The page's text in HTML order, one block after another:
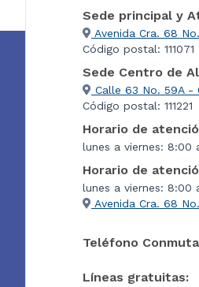
Sede principal y
Avenida Cra. 68
Código postal: 111071
Sede Centro de
Calle 63 No. 59A -
Código postal: 111221
Horario de
lunes a viernes: 8:00
Horario de
lunes a viernes: 8:00
Avenida Cra. 68
Teléfono
Líneas gratuitas: